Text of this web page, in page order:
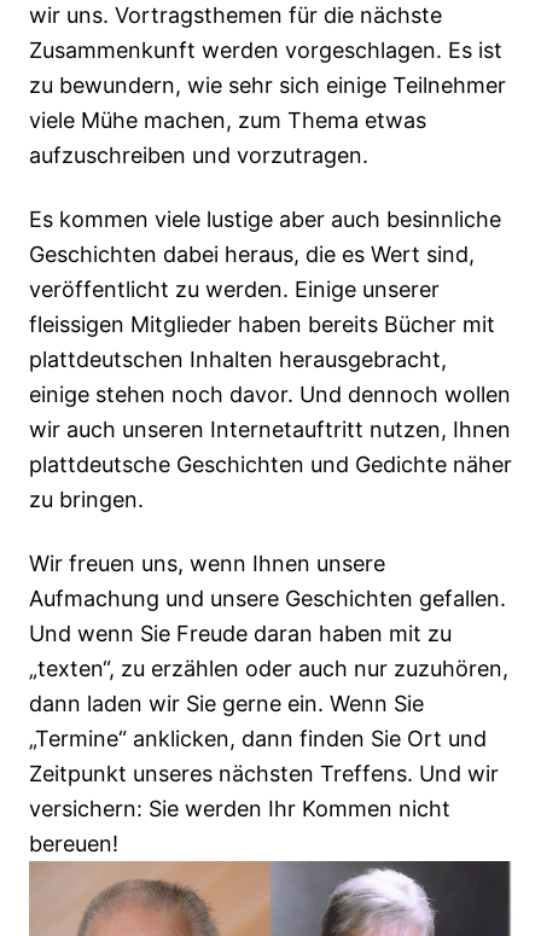
wir uns. Vortragsthemen für die nächste
Zusammenkunft werden vorgeschlagen. Es ist
zu bewundern, wie sehr sich einige Teilnehmer
viele Mühe machen, zum Thema etwas
aufzuschreiben und vorzutragen.
Es kommen viele lustige aber auch besinnliche
Geschichten dabei heraus, die es Wert sind,
veröffentlicht zu werden. Einige unserer
fleissigen Mitglieder haben bereits Bücher mit
plattdeutschen Inhalten herausgebracht,
einige stehen noch davor. Und dennoch wollen
wir auch unseren Internetauftritt nutzen, Ihnen
plattdeutsche Geschichten und Gedichte näher
zu bringen.
Wir freuen uns, wenn Ihnen unsere
Aufmachung und unsere Geschichten gefallen.
Und wenn Sie Freude daran haben mit zu
„texten“, zu erzählen oder auch nur zuzuhören,
dann laden wir Sie gerne ein. Wenn Sie
„Termine“ anklicken, dann finden Sie Ort und
Zeitpunkt unseres nächsten Treffens. Und wir
versichern: Sie werden Ihr Kommen nicht
bereuen!